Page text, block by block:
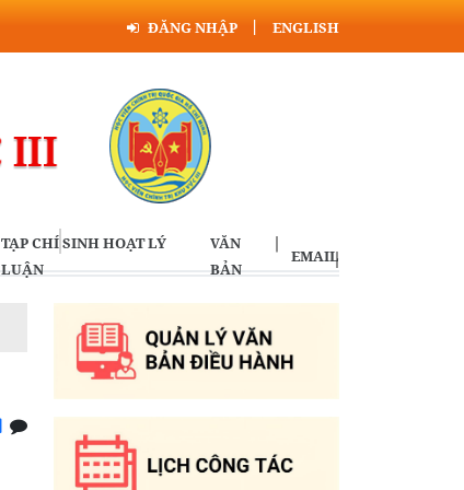
ĐĂNG NHẬP ENGLISH
TẠP CHÍ SINH HOẠT LÝ
LUẬN
VĂN
BẢN
EMAIL